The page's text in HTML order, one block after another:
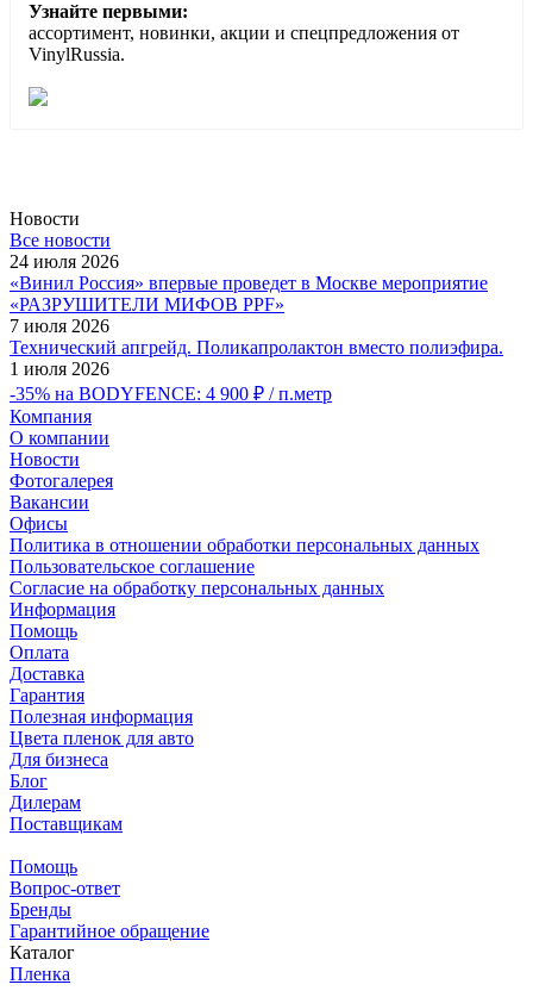
Узнайте первыми:
ассортимент, новинки, акции и спецпредложения от
VinylRussia.
Новости
Все новости
24 июля 2026
«Винил Россия» впервые проведет в Москве мероприятие
«РАЗРУШИТЕЛИ МИФОВ PPF»
7 июля 2026
Технический апгрейд. Поликапролактон вместо полиэфира.
1 июля 2026
-35% на BODYFENCE: 4 900 ₽ / п.метр
Компания
О компании
Новости
Фотогалерея
Вакансии
Офисы
Политика в отношении обработки персональных данных
Пользовательское соглашение
Согласие на обработку персональных данных
Информация
Помощь
Оплата
Доставка
Гарантия
Полезная информация
Цвета пленок для авто
Для бизнеса
Блог
Дилерам
Поставщикам
Помощь
Вопрос-ответ
Бренды
Гарантийное обращение
Каталог
Пленка